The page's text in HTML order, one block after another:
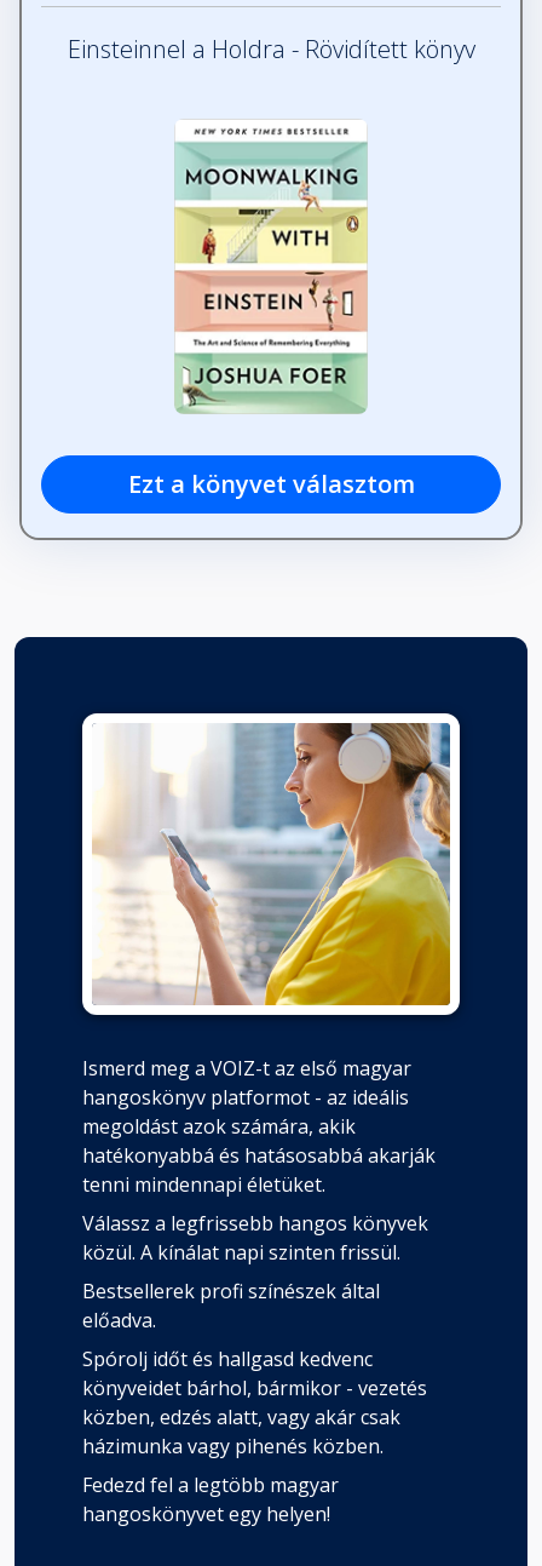
Einsteinnel a Holdra - Rövidített könyv
Ezt a könyvet választom
Ismerd meg a VOIZ-t az első magyar
hangoskönyv platformot - az ideális
megoldást azok számára, akik
hatékonyabbá és hatásosabbá akarják
tenni mindennapi életüket.
Válassz a legfrissebb hangos könyvek
közül. A kínálat napi szinten frissül.
Bestsellerek profi színészek által
előadva.
Spórolj időt és hallgasd kedvenc
könyveidet bárhol, bármikor - vezetés
közben, edzés alatt, vagy akár csak
házimunka vagy pihenés közben.
Fedezd fel a legtöbb magyar
hangoskönyvet egy helyen!